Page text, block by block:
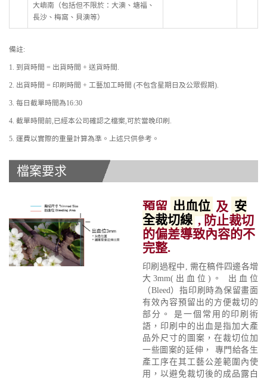
大嶼南（包括但不限於：大澳、塘福、
長沙、梅窩、貝澳等）
備註:
1. 到貨時間 = 出貨時間 + 送貨時間.
2. 出貨時間 = 印刷時間 + 工藝加工時間 (不包含星期日及公眾假期).
3. 每日截單時間為16:30
4. 截單時間前,已經本公司確認之檔案,可於當晚印刷.
5. 運費以實際的重量計算為準。上述只供參考。
檔案要求
預留 出血位 及 安
全裁切線, 防止裁切
的偏差導致內容的不
完整.
印刷過程中, 需在稿件四邊各增
大3mm(出血位)。 出血位
（Bleed）指印刷時為保留畫面
有效內容預留出的方便裁切的
部分。 是一個常用的印刷術
語，印刷中的出血是指加大產
品外尺寸的圖案，在裁切位加
一些圖案的延伸， 專門給各生
產工序在其工藝公差範圍內使
用，以避免裁切後的成品露白